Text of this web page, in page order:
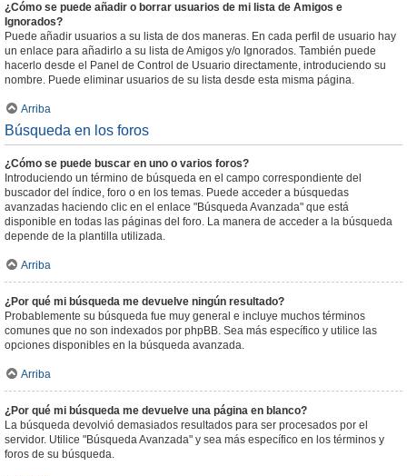
¿Cómo se puede añadir o borrar usuarios de mi lista de Amigos e
Ignorados?
Puede añadir usuarios a su lista de dos maneras. En cada perfil de usuario hay
un enlace para añadirlo a su lista de Amigos y/o Ignorados. También puede
hacerlo desde el Panel de Control de Usuario directamente, introduciendo su
nombre. Puede eliminar usuarios de su lista desde esta misma página.
Arriba
Búsqueda en los foros
¿Cómo se puede buscar en uno o varios foros?
Introduciendo un término de búsqueda en el campo correspondiente del
buscador del índice, foro o en los temas. Puede acceder a búsquedas
avanzadas haciendo clic en el enlace "Búsqueda Avanzada" que está
disponible en todas las páginas del foro. La manera de acceder a la búsqueda
depende de la plantilla utilizada.
Arriba
¿Por qué mi búsqueda me devuelve ningún resultado?
Probablemente su búsqueda fue muy general e incluye muchos términos
comunes que no son indexados por phpBB. Sea más específico y utilice las
opciones disponibles en la búsqueda avanzada.
Arriba
¿Por qué mi búsqueda me devuelve una página en blanco?
La búsqueda devolvió demasiados resultados para ser procesados por el
servidor. Utilice "Búsqueda Avanzada" y sea más específico en los términos y
foros de su búsqueda.